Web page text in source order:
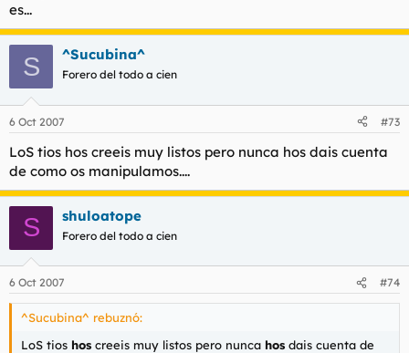
es...
S ^Sucubina^
Forero del todo a cien
6 Oct 2007 #73
LoS tios hos creeis muy listos pero nunca hos dais cuenta
de como os manipulamos....
S shuloatope
Forero del todo a cien
6 Oct 2007 #74
^Sucubina^ rebuznó:
LoS tios hos creeis muy listos pero nunca hos dais cuenta de